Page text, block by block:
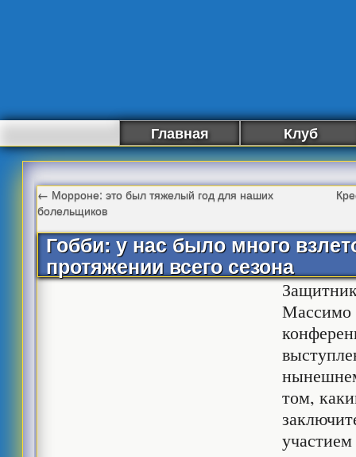
Главная Клуб
← Морроне: это был тяжелый год для наших
болельщиков
Гобби: у нас было много
протяжении всего сезона
Массимо
том,